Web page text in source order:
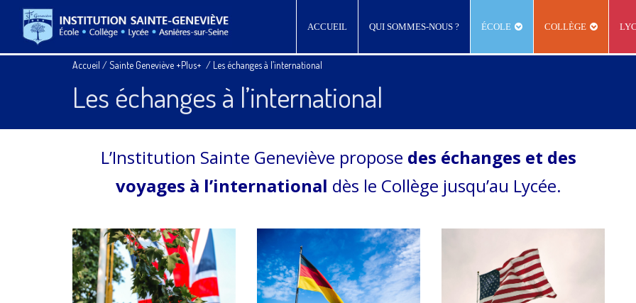
ACCUEIL QUI SOMMES-NOUS ? ÉCOLE COLLÈGE
Accueil /Sainte Geneviève +Plus+ / Les échanges à l’international
Les échanges à l’international
L’Institution Sainte Geneviève propose des échanges et des
voyages à l’international dès le Collège jusqu’au Lycée.